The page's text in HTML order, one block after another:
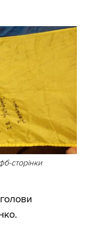
сторінки